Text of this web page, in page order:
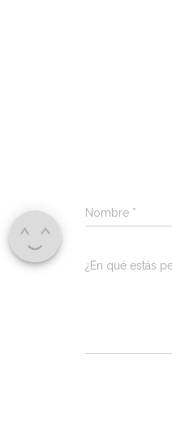
Nombre *
¿En qué estás